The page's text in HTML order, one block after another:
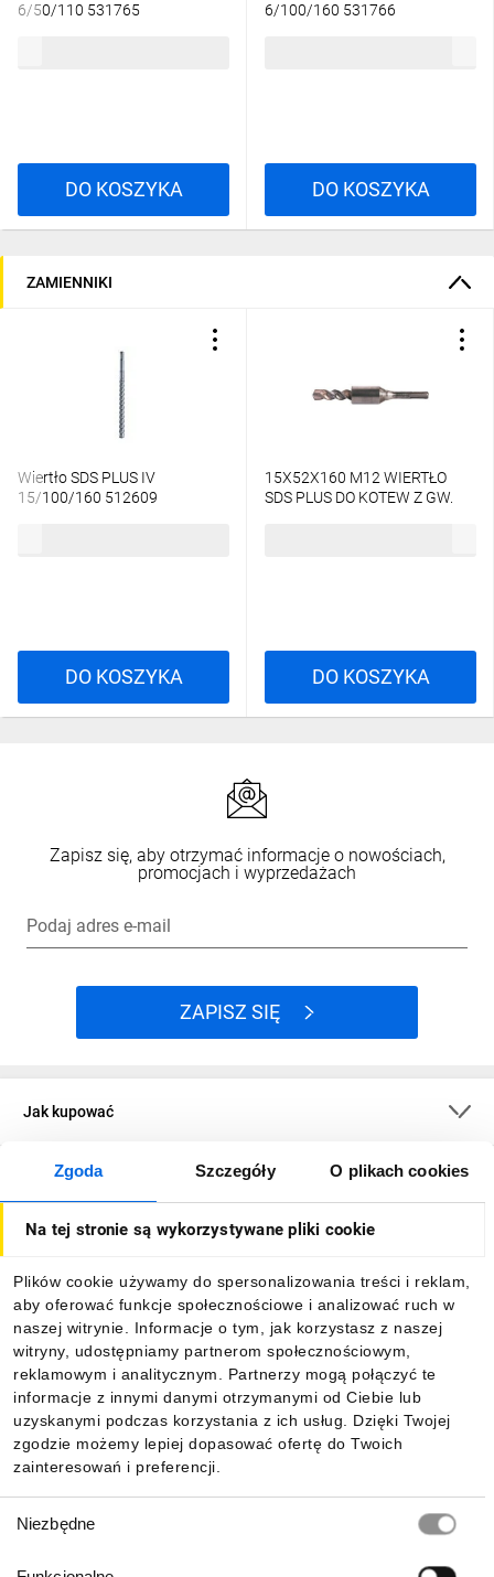
Zgoda Szczegóły O plikach cookies
Na tej stronie są wykorzystywane pliki cookie
Plików cookie używamy do spersonalizowania treści i reklam,
aby oferować funkcje społecznościowe i analizować ruch w
naszej witrynie. Informacje o tym, jak korzystasz z naszej
witryny, udostępniamy partnerom społecznościowym,
reklamowym i analitycznym. Partnerzy mogą połączyć te
informacje z innymi danymi otrzymanymi od Ciebie lub
uzyskanymi podczas korzystania z ich usług. Dzięki Twojej
zgodzie możemy lepiej dopasować ofertę do Twoich
zainteresowań i preferencji.
zgody
Niezbędne
6/50/110 531765
DO KOSZYKA
6/100/160 531766
DO KOSZYKA
ZAMIENNIKI
Wiertło SDS PLUS IV
15/100/160 512609
DO KOSZYKA
15X52X160 M12 WIERTŁO
SDS PLUS DO KOTEW Z GW.
DO KOSZYKA
Zapisz się, aby otrzymać informacje o nowościach,
promocjach i wyprzedażach
Podaj adres e-mail
ZAPISZ SIĘ
Jak kupować
O firmie
Informacje
Pobierz naszą aplikację mobilną: